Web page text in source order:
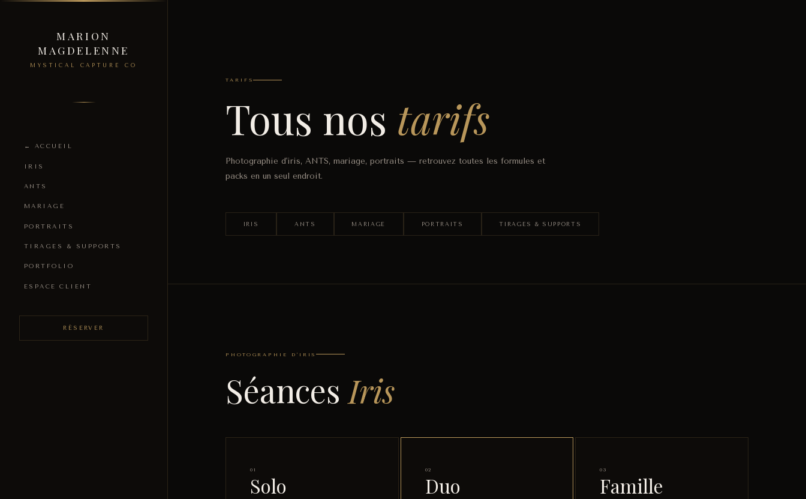
MARION
MAGDELENNE
MYSTICAL CAPTURE CO
← ACCUEIL
IRIS
ANTS
MARIAGE
PORTRAITS
TIRAGES & SUPPORTS
PORTFOLIO
ESPACE CLIENT
RÉSERVER
TARIFS
Tous nos tarifs
Photographie d'iris, ANTS, mariage, portraits — retrouvez toutes les formules et
packs en un seul endroit.
IRIS ANTS MARIAGE PORTRAITS TIRAGES & SUPPORTS
PHOTOGRAPHIE D'IRIS
Séances Iris
01
Solo
02
Duo
03
Famille